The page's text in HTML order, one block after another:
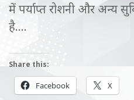
में पर्याप्त रोशनी और अन्य
है….
Share this:
Facebook X